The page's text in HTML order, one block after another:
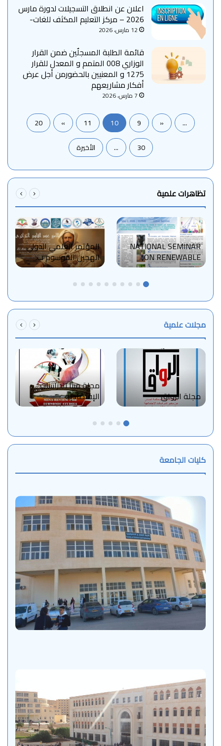
اعلان عن انطلاق التسجيلات لدورة مارس
2026‎ – مركز التعليم المكثف للغات-
12 مارس، 2026
قائمة الطلبة المسجلٌين ضمن القرار
الوزاري 008 المتمم و المعدل للقرار
1275 و المعنيين بالحضورمن أجل عرض
أفكار مشاريعهم
7 مارس، 2026
...
«
9
10
11
»
20
30
... الأخيرة
تظاهرات علمية
NATIONAL SEMINAR
ON RENEWABLE
MATERIALS AND
المؤتمر العلمي الدولي
الهجين الموسوم ب:
الأمير عبد القادر الجزائري
التجربة السياسية،
العسكرية، الثقافية و
الانسانية
مجلات علمية
مجلة الرواق
مجلة مينا للدراسات
الإقتصادية
كليات الجامعة